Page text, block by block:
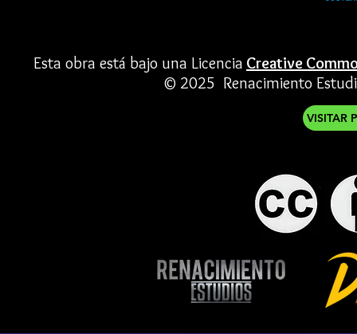
Esta obra está bajo una Licencia Creative
© 2025 Renacimiento
VISITAR